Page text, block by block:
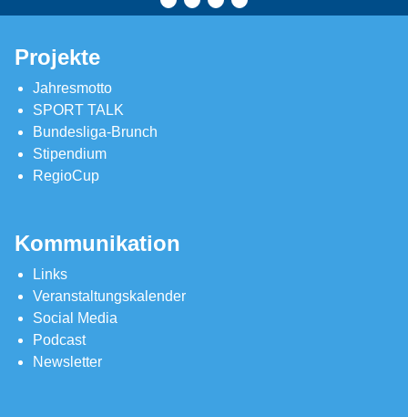
Projekte
Jahresmotto
SPORT TALK
Bundesliga-Brunch
Stipendium
RegioCup
Kommunikation
Links
Veranstaltungskalender
Social Media
Podcast
Newsletter